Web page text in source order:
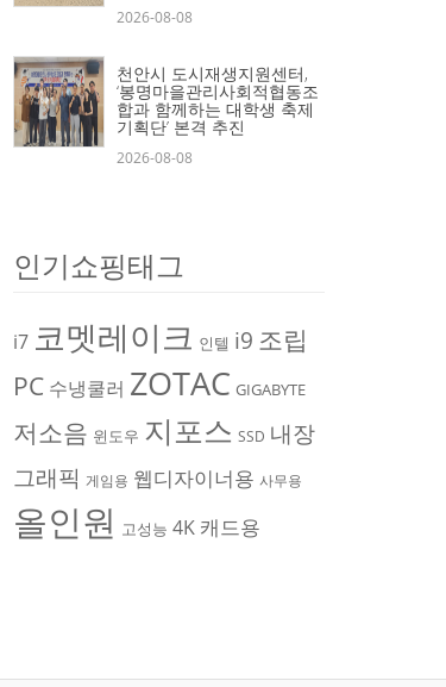
2026-08-08
천안시 도시재생지원센터,
‘봉명마을관리사회적협동조
합과 함께하는 대학생 축제
기획단’ 본격 추진
2026-08-08
인기쇼핑태그
i7 코멧레이크 인텔 i9 조립
PC 수냉쿨러 ZOTAC GIGABYTE
저소음 윈도우 지포스 SSD 내장
그래픽 게임용 웹디자이너용 사무용
올인원 고성능 4K 캐드용